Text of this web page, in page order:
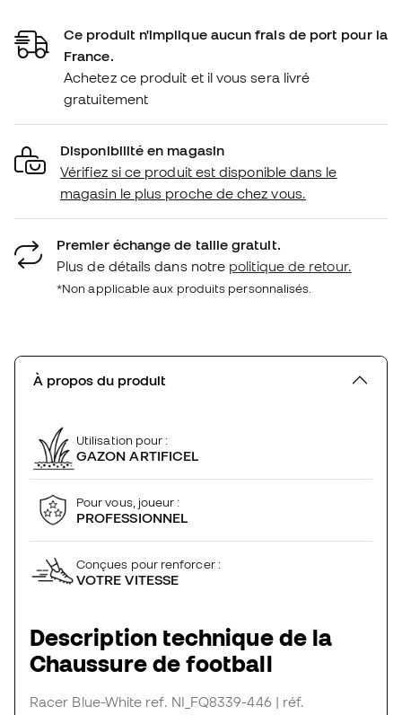
Ce produit n'implique aucun frais de port pour la
France.
Achetez ce produit et il vous sera livré
gratuitement
Disponibilité en magasin
Vérifiez si ce produit est disponible dans le
magasin le plus proche de chez vous.
Premier échange de taille gratuit.
Plus de détails dans notre politique de retour.
*Non applicable aux produits personnalisés.
À propos du produit
Utilisation pour :
GAZON ARTIFICEL
Pour vous, joueur :
PROFESSIONNEL
Conçues pour renforcer :
VOTRE VITESSE
Description technique de la
Chaussure de football
Racer Blue-White ref. NI_FQ8339-446 | réf.